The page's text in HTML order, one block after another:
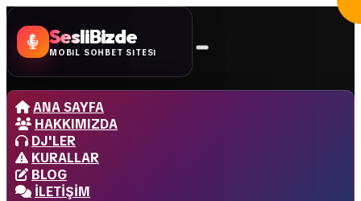
SesliBizde
MOBİL SOHBET SİTESİ
ANA SAYFA
HAKKIMIZDA
DJ'LER
KURALLAR
BLOG
İLETIŞIM